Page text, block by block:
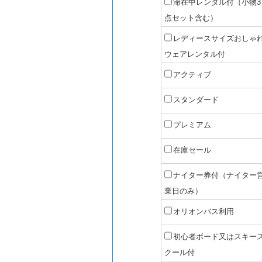
滞在中レンタル付（小物3
点セット含む）
レディースサイズおしゃ
ウェアレンタル付
アクティブ
スタンダード
プレミアム
在庫セール
ナイター券付（ナイター
業日のみ）
オリオンバス利用
初心者ボード又はスキー
クール付